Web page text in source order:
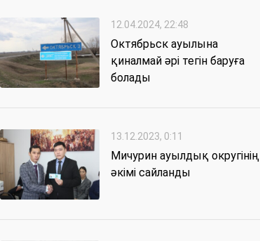
12.04.2024, 22:48
Октябрьск ауылына
қиналмай әрі тегін баруға
болады
13.12.2023, 0:11
Мичурин ауылдық округінің
әкімі сайланды